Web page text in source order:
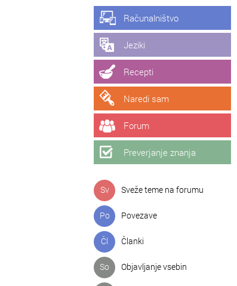
Računalništvo
Jeziki
Recepti
Naredi sam
Forum
Preverjanje znanja
Sv Sveže teme na forumu
Po Povezave
Čl Članki
So Objavljanje vsebin